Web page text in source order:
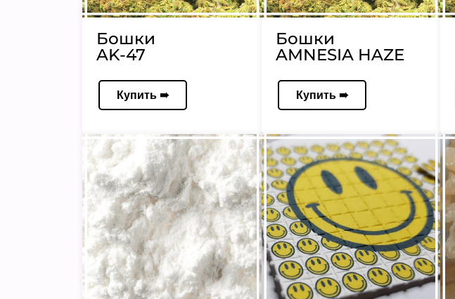
Бошки
AK-47
Купить ➠
Бошки
AMNESIA HAZE
Купить ➠